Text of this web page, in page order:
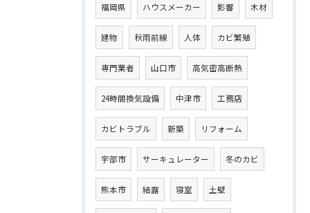
福岡県 ハウスメーカー 影響 木材
建物 秋雨前線 人体 カビ繁殖
専門業者 山口市 高気密高断熱
24時間換気設備 中津市 工務店
カビトラブル 新築 リフォーム
宇部市 サーキュレーター 冬のカビ
熊本市 結露 寝室 土壁